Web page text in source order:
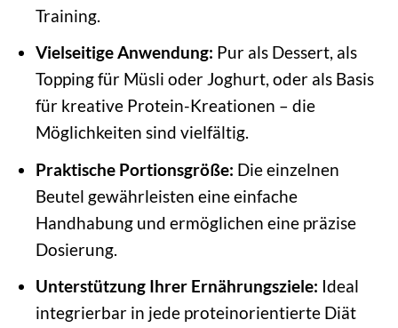
Training.
Vielseitige Anwendung: Pur als Dessert, als
Topping für Müsli oder Joghurt, oder als Basis
für kreative Protein-Kreationen – die
Möglichkeiten sind vielfältig.
Praktische Portionsgröße: Die einzelnen
Beutel gewährleisten eine einfache
Handhabung und ermöglichen eine präzise
Dosierung.
Unterstützung Ihrer Ernährungsziele: Ideal
integrierbar in jede proteinorientierte Diät